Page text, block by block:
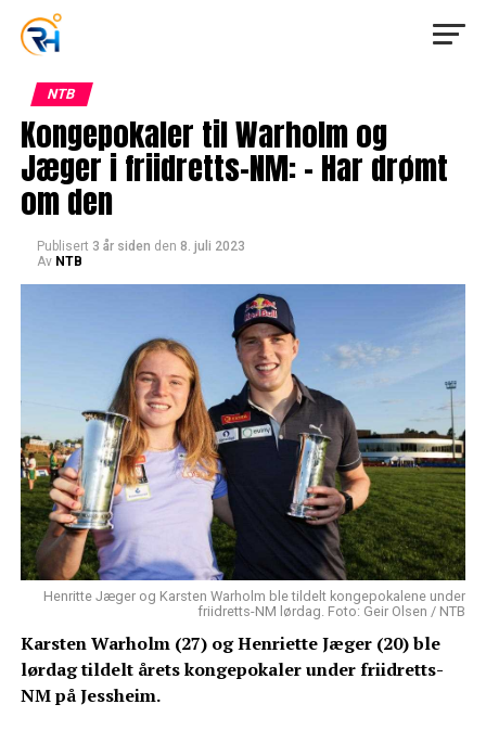
NTB
Kongepokaler til Warholm og
Jæger i friidretts-NM: – Har drømt
om den
Publisert 3 år siden den 8. juli 2023
Av NTB
Henritte Jæger og Karsten Warholm ble tildelt kongepokalene under
friidretts-NM lørdag. Foto: Geir Olsen / NTB
Karsten Warholm (27) og Henriette Jæger (20) ble
lørdag tildelt årets kongepokaler under friidretts-
NM på Jessheim.